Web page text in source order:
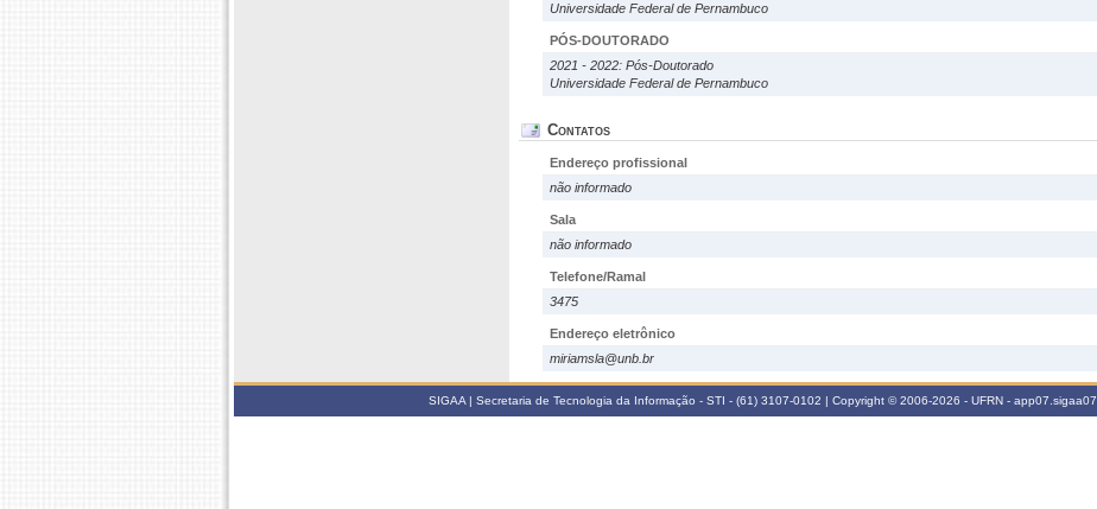
Universidade Federal de Pernambuco
PÓS-DOUTORADO
2021 - 2022: Pós-Doutorado
Universidade Federal de Pernambuco
Contatos
Endereço profissional
não informado
Sala
não informado
Telefone/Ramal
3475
Endereço eletrônico
miriamsla@unb.br
SIGAA | Secretaria de Tecnologia da Informação - STI - (61) 3107-0102 | Copyright © 2006-2026 - UFRN - app07.sigaa07